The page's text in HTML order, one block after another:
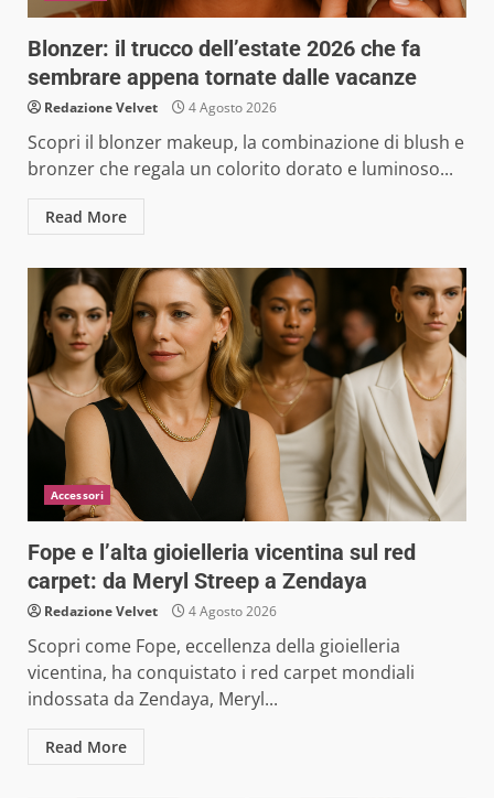
Blonzer: il trucco dell’estate 2026 che fa
sembrare appena tornate dalle vacanze
Redazione Velvet 4 Agosto 2026
Scopri il blonzer makeup, la combinazione di blush e
bronzer che regala un colorito dorato e luminoso...
Read More
Accessori
Fope e l’alta gioielleria vicentina sul red
carpet: da Meryl Streep a Zendaya
Redazione Velvet 4 Agosto 2026
Scopri come Fope, eccellenza della gioielleria
vicentina, ha conquistato i red carpet mondiali
indossata da Zendaya, Meryl...
Read More